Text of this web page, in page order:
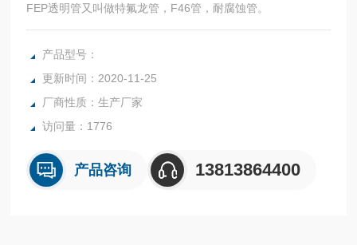
FEP透明管又叫做特氟龙管，F46管，耐腐蚀管。
产品型号：
更新时间：2020-11-25
厂商性质：生产厂家
访问量：1776
产品咨询 13813864400